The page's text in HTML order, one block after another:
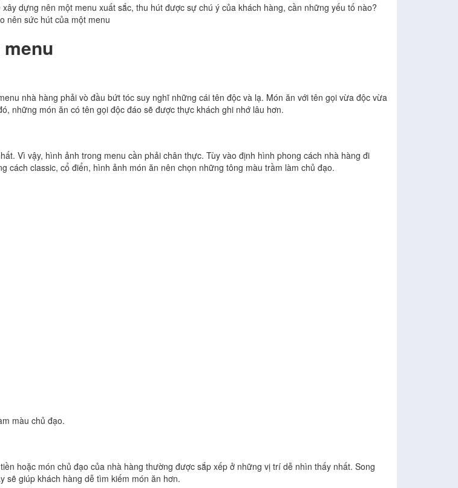
dựng nên một menu xuất sắc, thu hút được sự chú ý của khách hàng, cần những yếu tố nào?
nên sức hút của một menu
nhà hàng phải vò đầu bứt tóc suy nghĩ những cái tên độc và lạ. Món ăn với tên gọi vừa độc vừa
những món ăn có tên gọi độc đáo sẽ được thực khách ghi nhớ lâu hơn.
Vì vậy, hình ảnh trong menu cần phải chân thực. Tùy vào định hình phong cách nhà hàng đi
cách classic, cổ điển, hình ảnh món ăn nên chọn những tông màu trầm làm chủ đạo.
màu chủ đạo.
hoặc món chủ đạo của nhà hàng thường được sắp xếp ở những vị trí dễ nhìn thấy nhất. Song
sẽ giúp khách hàng dễ tìm kiếm món ăn hơn.